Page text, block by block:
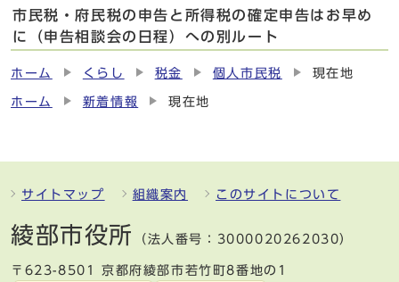
市民税・府民税の申告と所得税の確定申告はお早め
に（申告相談会の日程）への別ルート
ホーム くらし 税金 個人市民税 現在地
ホーム 新着情報 現在地
サイトマップ 組織案内 このサイトについて
綾部市役所 （法人番号：3000020262030）
〒623-8501 京都府綾部市若竹町8番地の1